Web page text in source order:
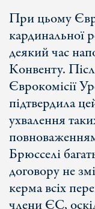
При цьому
кардинальної
деякий час
Конвенту.
Єврокомісії
підтвердила
ухвалення
Брюсселі
договору не
керма всіх